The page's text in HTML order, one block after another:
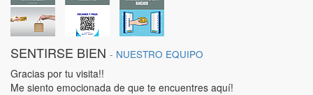
SENTIRSE BIEN - NUESTRO EQUIPO
Gracias por tu visita!!
Me siento emocionada de que te encuentres aquí!